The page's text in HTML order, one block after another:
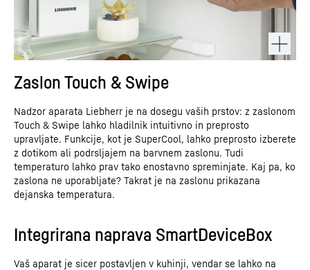
Zaslon Touch & Swipe
Nadzor aparata Liebherr je na dosegu vaših prstov: z zaslonom
Touch & Swipe lahko hladilnik intuitivno in preprosto
upravljate. Funkcije, kot je SuperCool, lahko preprosto izberete
z dotikom ali podrsljajem na barvnem zaslonu. Tudi
temperaturo lahko prav tako enostavno spreminjate. Kaj pa, ko
zaslona ne uporabljate? Takrat je na zaslonu prikazana
dejanska temperatura.
Integrirana naprava SmartDeviceBox
Vaš aparat je sicer postavljen v kuhinji, vendar se lahko na